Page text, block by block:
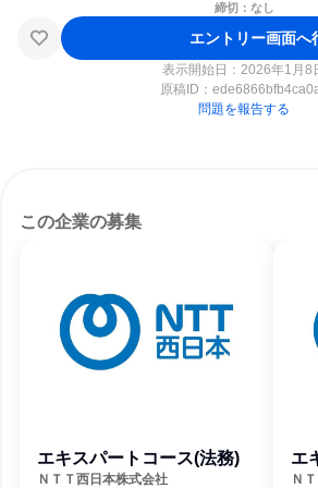
締切：なし
エントリー画面へ
表示開始日：2026年1月8
原稿ID：
問題を報告する
この企業の募集
エキスパートコース(法務)
ＮＴＴ西日本株式会社
エ
Ｎ